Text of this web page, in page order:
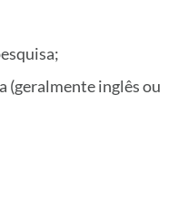
(geralmente inglês ou